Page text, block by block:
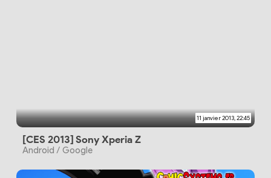
11 janvier 2013, 22:45
[CES 2013] Sony Xperia Z
Android / Google